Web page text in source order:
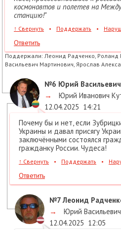
космонавтов и полетев на
станцию!"
↑ Свернуть • Поддержать •
Ответить
Поддержали: Леонид Радченко, Роланд
Васильевич Мартинович, Ярослав
№6 Юрий
→
Юрий Иванович
12.04.2025 14:21
Почему бы и нет, если
Украины и давал присягу
заключёнными состоялся
гражданку России. Чудеса!
↑ Свернуть • Поддержать •
Ответить
№7Леонид
→
Юрий
12.04.2025 12:05